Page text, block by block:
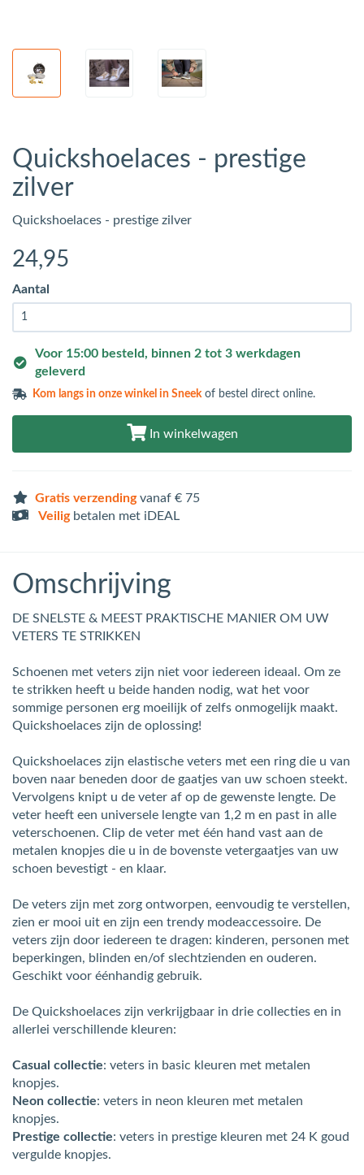
Quickshoelaces - prestige
zilver
Quickshoelaces - prestige zilver
24,95
Aantal
Voor 15:00 besteld, binnen 2 tot 3 werkdagen
geleverd
Kom langs inonze winkel in Sneek of bestel direct online.
In winkelwagen
Gratis verzendingvanaf € 75
Veiligbetalen met iDEAL
Omschrijving
DE SNELSTE & MEEST PRAKTISCHE MANIER OM UW
VETERS TE STRIKKEN
Schoenen met veters zijn niet voor iedereen ideaal. Om ze
te strikken heeft u beide handen nodig, wat het voor
sommige personen erg moeilijk of zelfs onmogelijk maakt.
Quickshoelaces zijn de oplossing!
Quickshoelaces zijn elastische veters met een ring die u van
boven naar beneden door de gaatjes van uw schoen steekt.
Vervolgens knipt u de veter af op de gewenste lengte. De
veter heeft een universele lengte van 1,2 m en past in alle
veterschoenen. Clip de veter met één hand vast aan de
metalen knopjes die u in de bovenste vetergaatjes van uw
schoen bevestigt - en klaar.
De veters zijn met zorg ontworpen, eenvoudig te verstellen,
zien er mooi uit en zijn een trendy modeaccessoire. De
veters zijn door iedereen te dragen: kinderen, personen met
beperkingen, blinden en/of slechtzienden en ouderen.
Geschikt voor éénhandig gebruik.
De Quickshoelaces zijn verkrijgbaar in drie collecties en in
allerlei verschillende kleuren:
Casual collectie: veters in basic kleuren met metalen
knopjes.
Neon collectie: veters in neon kleuren met metalen
knopjes.
Prestige collectie: veters in prestige kleuren met 24 K goud
vergulde knopjes.